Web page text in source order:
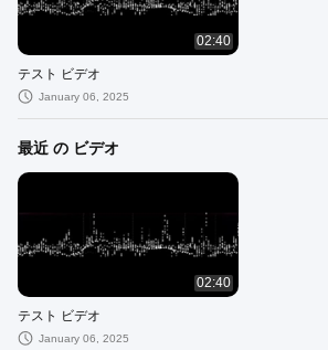
02:40
テスト ビデオ
January 06, 2025
最近 の ビデオ
02:40
テスト ビデオ
January 06, 2025